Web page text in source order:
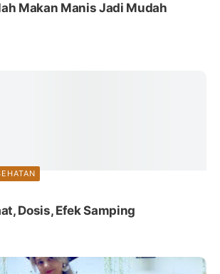
Makan Manis Jadi Mudah
Dosis, Efek Samping